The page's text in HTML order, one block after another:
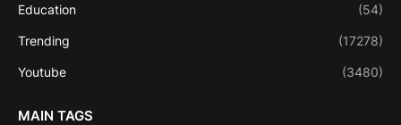
Education (54)
Trending (17278)
Youtube (3480)
MAIN TAGS